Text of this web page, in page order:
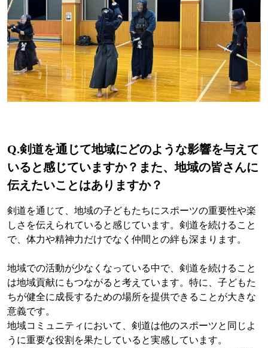
Q.剣道を通じて地域にどのような影響を与えて
いると感じていますか？また、地域の皆さんに
伝えたいことはありますか？
剣道を通じて、地域の子どもたちにスポーツの重要性や楽
しさを伝えられていると感じています。剣道を続けること
で、体力や精神力だけでなく仲間との絆も深まります。
地域での活動が少なくなっている中で、剣道を続けること
は地域貢献にもつながると考えています。特に、子どもた
ちが健全に成長するための場所を提供できることが大きな
意義です。
地域コミュニティにおいて、剣道は他のスポーツと同じよ
うに重要な役割を果たしていると実感しています。